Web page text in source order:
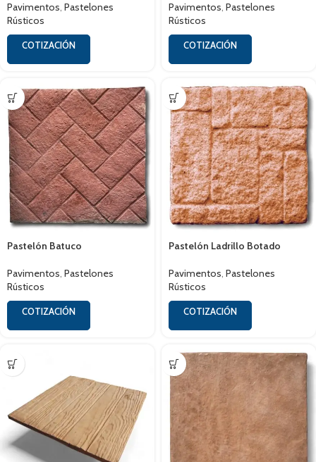
Pavimentos, Pastelones
Rústicos
COTIZACIÓN
Pavimentos, Pastelones
Rústicos
COTIZACIÓN
Pastelón Batuco
Pavimentos, Pastelones
Rústicos
COTIZACIÓN
Pastelón Ladrillo Botado
Pavimentos, Pastelones
Rústicos
COTIZACIÓN